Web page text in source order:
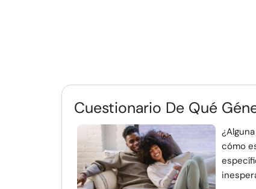
Cuestionario De Qué
cómo